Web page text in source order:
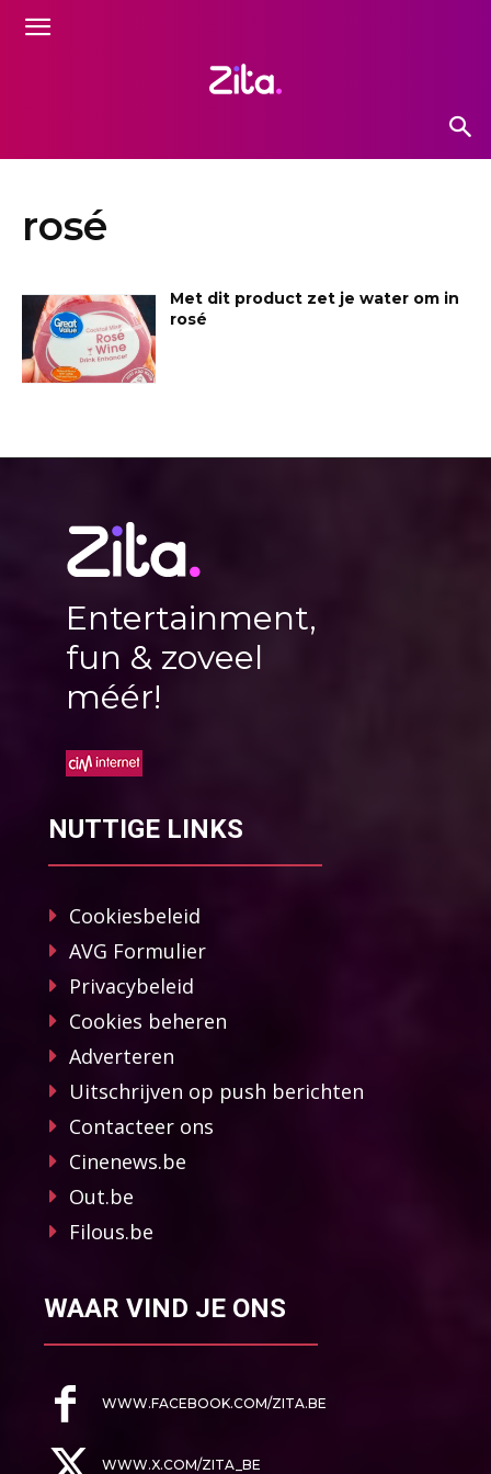
rosé
Met dit product zet je water om in
rosé
Entertainment,
fun & zoveel
méér!
NUTTIGE LINKS
Cookiesbeleid
AVG Formulier
Privacybeleid
Cookies beheren
Adverteren
Uitschrijven op push berichten
Contacteer ons
Cinenews.be
Out.be
Filous.be
WAAR VIND JE ONS
WWW.FACEBOOK.COM/ZITA.BE
WWW.X.COM/ZITA_BE